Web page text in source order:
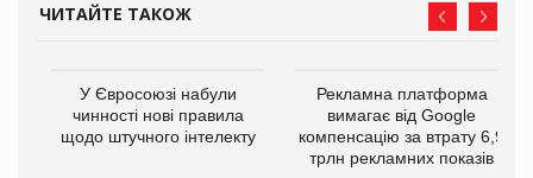
ЧИТАЙТЕ ТАКОЖ
У Євросоюзі набули
чинності нові правила
щодо штучного інтелекту
Рекламна платформа
вимагає від Google
компенсацію за втрату 6,9
трлн рекламних показів